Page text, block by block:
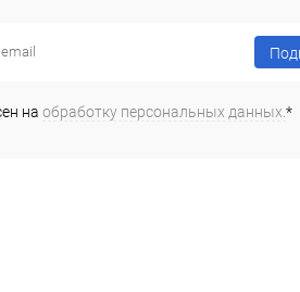
В избранное
на обработку персональных данных. *